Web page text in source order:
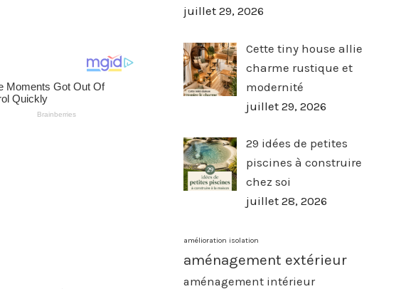
juillet 29, 2026
Cette tiny house allie
charme rustique et
modernité
juillet 29, 2026
29 idées de petites
piscines à construire
chez soi
juillet 28, 2026
amélioration isolation
aménagement extérieur
aménagement intérieur